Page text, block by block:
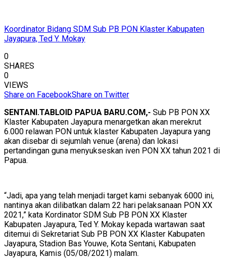
Koordinator Bidang SDM Sub PB PON Klaster Kabupaten
Jayapura, Ted Y. Mokay
0
SHARES
0
VIEWS
Share on FacebookShare on Twitter
SENTANI.TABLOID PAPUA BARU.COM,- Sub PB PON XX
Klaster Kabupaten Jayapura menargetkan akan merekrut
6.000 relawan PON untuk klaster Kabupaten Jayapura yang
akan disebar di sejumlah venue (arena) dan lokasi
pertandingan guna menyukseskan iven PON XX tahun 2021 di
Papua.
“Jadi, apa yang telah menjadi target kami sebanyak 6000 ini,
nantinya akan dilibatkan dalam 22 hari pelaksanaan PON XX
2021,” kata Kordinator SDM Sub PB PON XX Klaster
Kabupaten Jayapura, Ted Y. Mokay kepada wartawan saat
ditemui di Sekretariat Sub PB PON XX Klaster Kabupaten
Jayapura, Stadion Bas Youwe, Kota Sentani, Kabupaten
Jayapura, Kamis (05/08/2021) malam.